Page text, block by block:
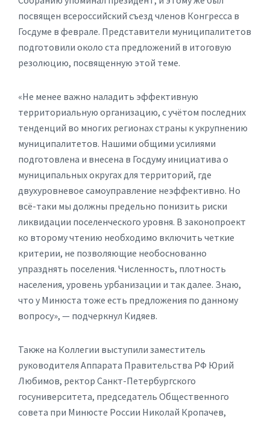
посвящен всероссийский съезд членов Конгресса в
Госдуме в феврале. Представители муниципалитетов
подготовили около ста предложений в итоговую
резолюцию, посвященную этой теме.
«Не менее важно наладить эффективную
территориальную организацию, с учётом последних
тенденций во многих регионах страны к укрупнению
муниципалитетов. Нашими общими усилиями
подготовлена и внесена в Госдуму инициатива о
муниципальных округах для территорий, где
двухуровневое самоуправление неэффективно. Но
всё-таки мы должны предельно понизить риски
ликвидации поселенческого уровня. В законопроект
ко второму чтению необходимо включить четкие
критерии, не позволяющие необоснованно
упразднять поселения. Численность, плотность
населения, уровень урбанизации и так далее. Знаю,
что у Минюста тоже есть предложения по данному
вопросу», — подчеркнул Кидяев.
Также на Коллегии выступили заместитель
руководителя Аппарата Правительства РФ Юрий
Любимов, ректор Санкт-Петербургского
госуниверситета, председатель Общественного
совета при Минюсте России Николай Кропачев,